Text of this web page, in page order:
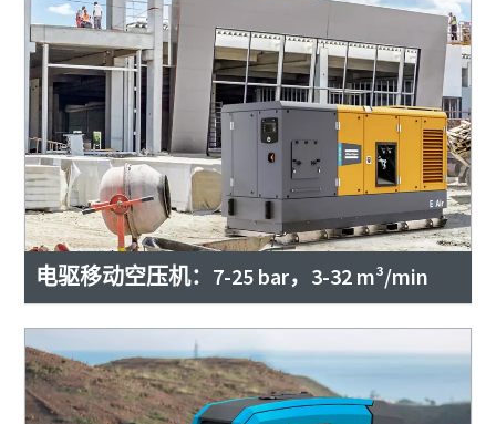
电驱移动空压机：7-25 bar，3-32 m³/min